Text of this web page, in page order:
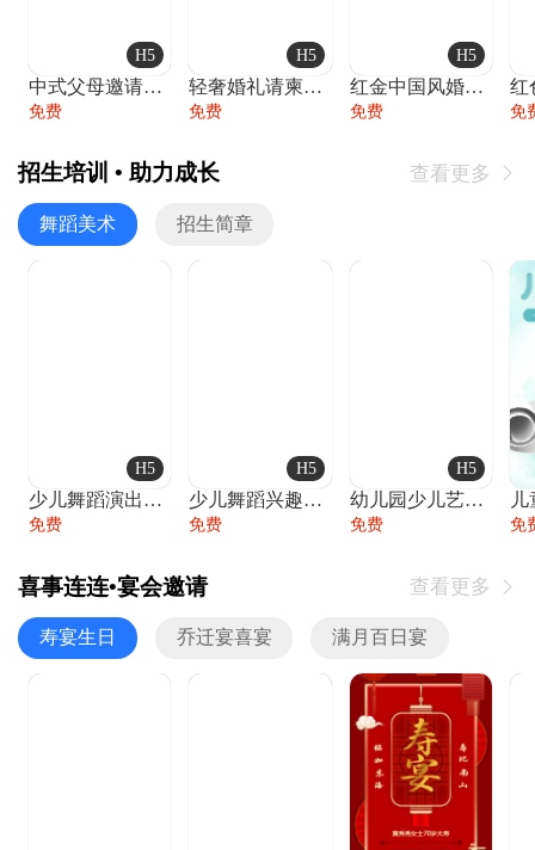
H5
中式父母邀请函婚礼结婚请柬请贴父母邀请方
免费
H5
轻奢婚礼请柬婚礼邀请函结婚照请帖
免费
H5
红金中国风婚礼请柬出阁喜宴嫁女请帖出阁宴
免费 免
招生培训 • 助力成长 查看更多 
舞蹈美术 招生简章
H5
少儿舞蹈演出舞蹈比赛跳舞大赛文艺汇演活动
免费
H5
少儿舞蹈兴趣班艺术培训学校招生宣传
免费
H5
幼儿园少儿艺术展览绘画展摄影作品展美术展
免费 免
喜事连连•宴会邀请 查看更多 
寿宴生日 乔迁宴喜宴 满月百日宴